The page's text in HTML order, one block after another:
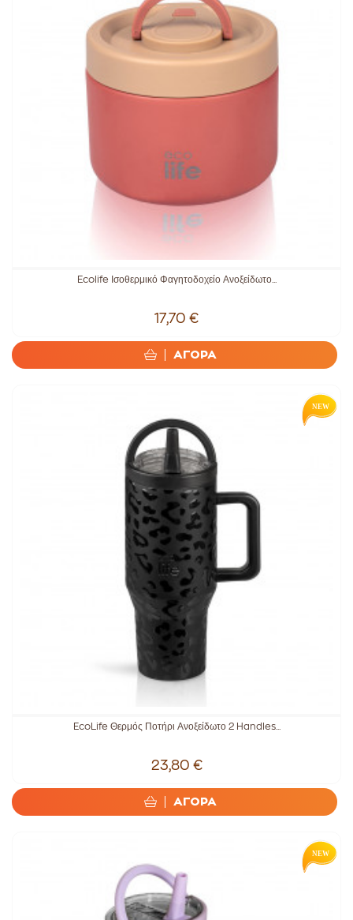
Ecolife Ισοθερμικό Φαγητοδοχείο Ανοξείδωτο...
17,70 €
ΑΓΟΡΑ
EcoLife Θερμός Ποτήρι Ανοξείδωτο 2 Handles...
23,80 €
ΑΓΟΡΑ